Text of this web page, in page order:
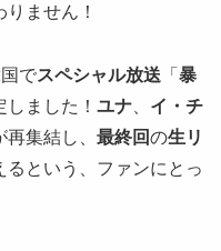
りません！
でスペシャル放送 「 暴
しました！ ユナ
イ・チ
集結し、 最終回の生リ
るという、ファンにとっ